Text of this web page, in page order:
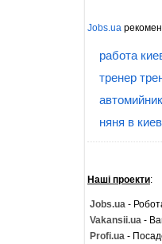
Jobs.ua
работа
тренер
няня в
Наші проекти:
Jobs.ua -
Vakansii.ua -
Profi.ua -